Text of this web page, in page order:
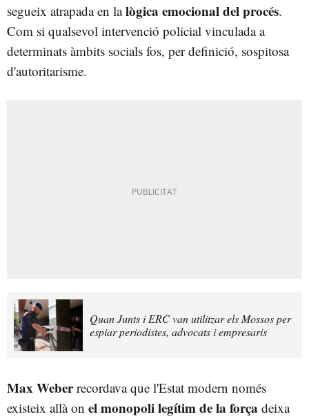
segueix atrapada en lalògica emocional delprocés.
Com si qualsevol intervenció policial vinculada a
determinats àmbits socials fos, per definició, sospitosa
d'autoritarisme.
Quan Junts i ERC van utilitzar els Mossos per
espiar periodistes, advocats i empresaris
Max Weberrecordava que l'Estat modern només
existeix allà on el monopoli legítim de la força deixa